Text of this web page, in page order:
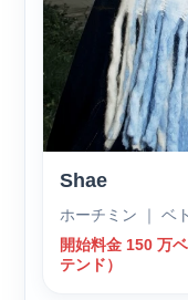
Shae
ホーチミン ｜ ベ
開始料金 150 万
テンド）